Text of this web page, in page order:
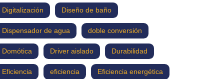
Digitalización Diseño de baño
Dispensador de agua doble conversión
Domótica Driver aislado Durabilidad
Eficiencia eficiencia Eficiencia energética